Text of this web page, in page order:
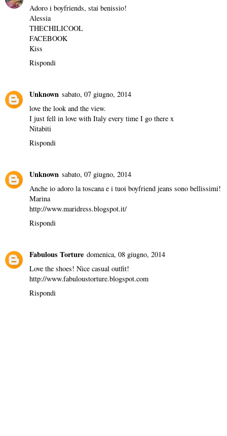
Adoro i boyfriends, stai benissio!
Alessia
THECHILICOOL
FACEBOOK
Kiss
Rispondi
Unknown sabato, 07 giugno, 2014
love the look and the view.
I just fell in love with Italy every time I go there x
Nitabiti
Rispondi
Unknown sabato, 07 giugno, 2014
Anche io adoro la toscana e i tuoi boyfriend jeans sono bellissimi!
Marina
http://www.maridress.blogspot.it/
Rispondi
Fabulous Torture domenica, 08 giugno, 2014
Love the shoes! Nice casual outfit!
http://www.fabuloustorture.blogspot.com
Rispondi